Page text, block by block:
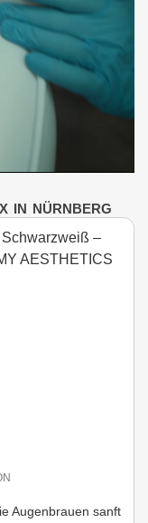
IN NÜRNBERG
Augenbrauen sanft